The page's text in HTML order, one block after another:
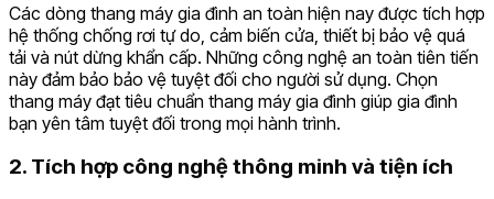
Các dòng thang máy gia đình an toàn hiện nay được tích hợp
hệ thống chống rơi tự do, cảm biến cửa, thiết bị bảo vệ quá
tải và nút dừng khẩn cấp. Những công nghệ an toàn tiên tiến
này đảm bảo bảo vệ tuyệt đối cho người sử dụng. Chọn
thang máy đạt tiêu chuẩn thang máy gia đình giúp gia đình
bạn yên tâm tuyệt đối trong mọi hành trình.
2. Tích hợp công nghệ thông minh và tiện ích